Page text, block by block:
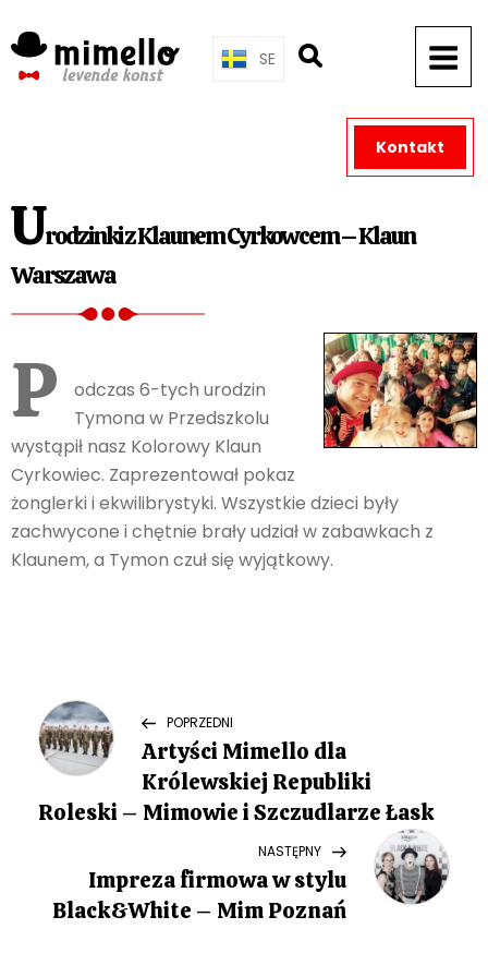
to
content
SE
Urodzinki z Klaunem Cyrkowcem – Klaun
Warszawa
P
odczas 6-tych urodzin
Tymona w Przedszkolu
wystąpił nasz Kolorowy Klaun
Cyrkowiec. Zaprezentował pokaz
żonglerki i ekwilibrystyki. Wszystkie dzieci były
zachwycone i chętnie brały udział w zabawkach z
Klaunem, a Tymon czuł się wyjątkowy.
N
a
w
g
Previous
Post
POPRZEDNI
Artyści Mimello dla
Królewskiej Republiki
Roleski – Mimowie i Szczudlarze Łask
Post
NASTĘPNY
Impreza firmowa w stylu
Black&White – Mim Poznań
Kontakt